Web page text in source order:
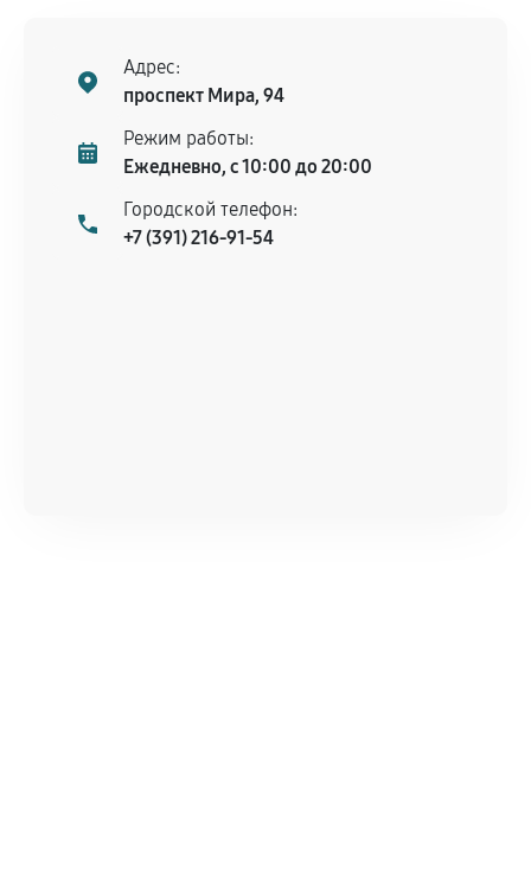
Адрес:
проспект Мира, 94
Режим работы:
Ежедневно, с 10:00 до 20:00
Городской телефон:
+7 (391) 216-91-54